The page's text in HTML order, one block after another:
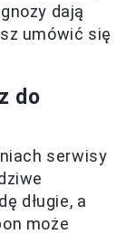
dają
umówić się
do
serwisy
długie, a
może